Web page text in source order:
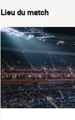
Lieu du match